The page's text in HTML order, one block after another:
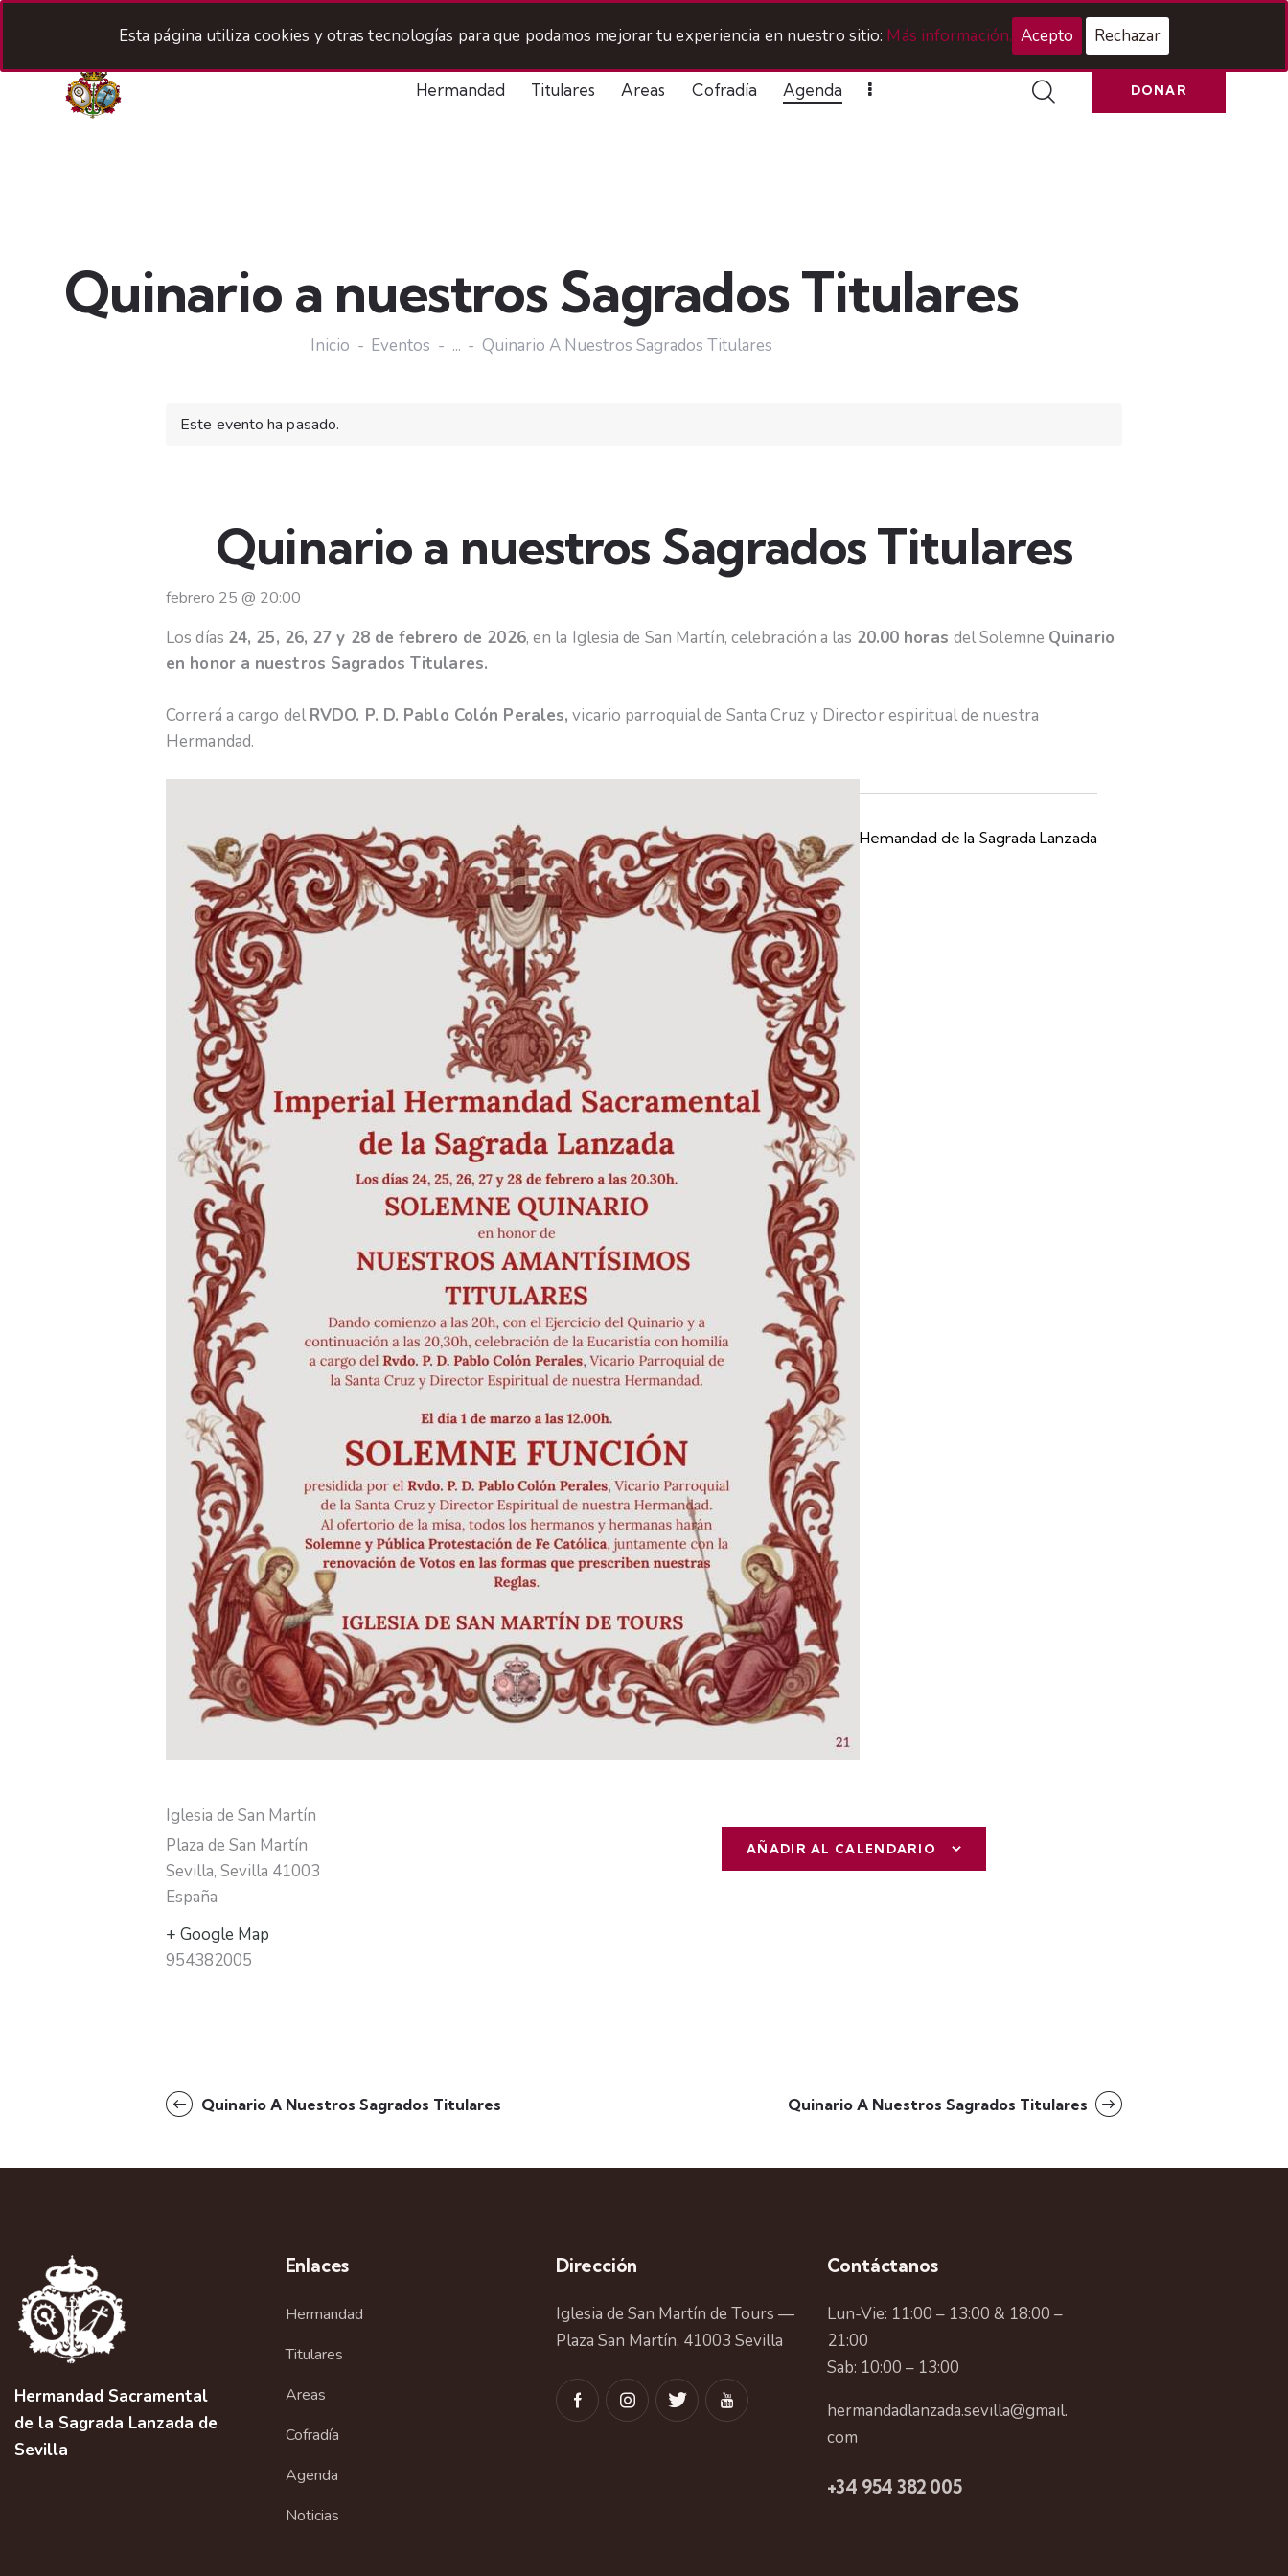
Acceso Hermanos
Hermandad Titulares Areas Cofradía Agenda DONAR
Quinario a nuestros Sagrados Titulares
Inicio Eventos ... Quinario A Nuestros Sagrados Titulares
Este evento ha pasado.
Quinario a nuestros Sagrados Titulares
febrero 25 @ 20:00
Los días 24, 25, 26, 27 y 28 de febrero de 2026, en la Iglesia de San Martín, celebración a las 20.00 horas del Solemne Quinario
en honor a nuestros Sagrados Titulares.
Correrá a cargo delRVDO. P. D. Pablo Colón Perales, vicario parroquial de Santa Cruz y Director espiritual de nuestra
Hermandad.
Hemandad de la Sagrada Lanzada
Iglesia de San Martín
Plaza de San Martín
Sevilla, Sevilla 41003
España
+ Google Map
954382005
AÑADIR AL CALENDARIO
N
v
ó
n
Quinario A Nuestros Sagrados Titulares Quinario A Nuestros Sagrados Titulares
Hermandad Sacramental
de la Sagrada Lanzada de
Sevilla
Enlaces
Hermandad
Titulares
Areas
Cofradía
Agenda
Noticias
Dirección
Iglesia de San Martín de Tours —
Plaza San Martín, 41003 Sevilla
Contáctanos
Lun-Vie: 11:00 – 13:00 & 18:00 –
21:00
Sab: 10:00 – 13:00
hermandadlanzada.sevilla@gmail.
com
+34 954 382 005
Esta página utiliza cookies y otras tecnologías para que podamos mejorar tu experiencia en nuestro sitio: Más información. Acepto Rechazar